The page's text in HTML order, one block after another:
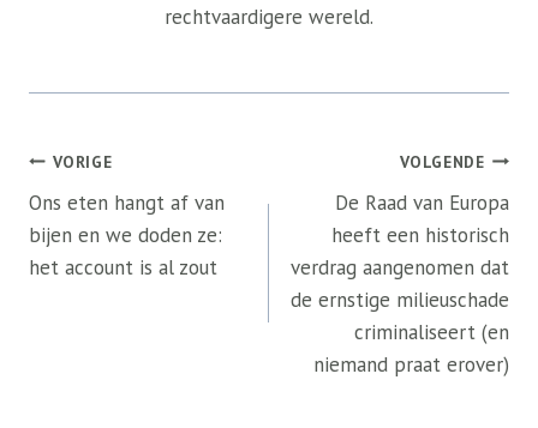
rechtvaardigere wereld.
Bericht
navigatie
VORIGE
Ons eten hangt af van
bijen en we doden ze:
het account is al zout
VOLGENDE
De Raad van Europa
heeft een historisch
verdrag aangenomen dat
de ernstige milieuschade
criminaliseert (en
niemand praat erover)